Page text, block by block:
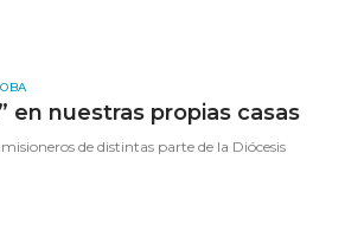
en nuestras propias casas
de distintas parte de la Diócesis